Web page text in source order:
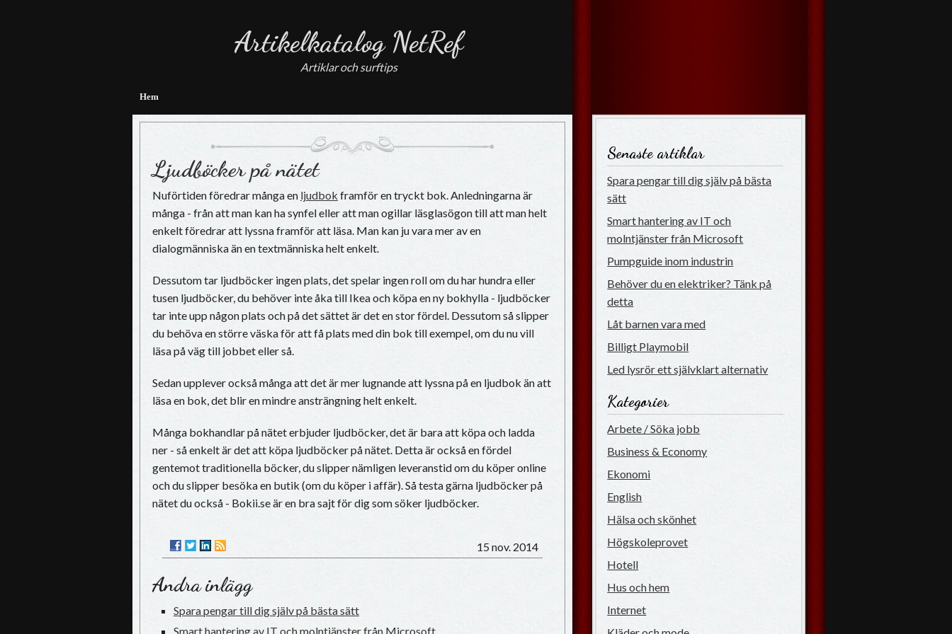
Artikelkatalog NetRef
Artiklar och surftips
Hem
Ljudböcker på nätet
Nuförtiden föredrar många en ljudbok framför en tryckt bok. Anledningarna är
många - från att man kan ha synfel eller att man ogillar läsglasögon till att man helt
enkelt föredrar att lyssna framför att läsa. Man kan ju vara mer av en
dialogmänniska än en textmänniska helt enkelt.
Dessutom tar ljudböcker ingen plats, det spelar ingen roll om du har hundra eller
tusen ljudböcker, du behöver inte åka till Ikea och köpa en ny bokhylla - ljudböcker
tar inte upp någon plats och på det sättet är det en stor fördel. Dessutom så slipper
du behöva en större väska för att få plats med din bok till exempel, om du nu vill
läsa på väg till jobbet eller så.
Sedan upplever också många att det är mer lugnande att lyssna på en ljudbok än att
läsa en bok, det blir en mindre ansträngning helt enkelt.
Många bokhandlar på nätet erbjuder ljudböcker, det är bara att köpa och ladda
ner - så enkelt är det att köpa ljudböcker på nätet. Detta är också en fördel
gentemot traditionella böcker, du slipper nämligen leveranstid om du köper online
och du slipper besöka en butik (om du köper i affär). Så testa gärna ljudböcker på
nätet du också - Bokii.se är en bra sajt för dig som söker ljudböcker.
15 nov. 2014
Andra inlägg
Spara pengar till dig själv på bästa sätt
Smart hantering av IT och molntjänster från Microsoft
Senaste artiklar
Spara pengar till dig själv på bästa
sätt
Smart hantering av IT och
molntjänster från Microsoft
Pumpguide inom industrin
Behöver du en elektriker? Tänk på
detta
Låt barnen vara med
Billigt Playmobil
Led lysrör ett självklart alternativ
Kategorier
Arbete / Söka jobb
Business & Economy
Ekonomi
English
Hälsa och skönhet
Högskoleprovet
Hotell
Hus och hem
Internet